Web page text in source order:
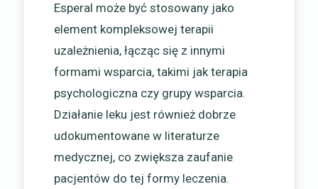
Esperal może być stosowany jako
element kompleksowej terapii
uzależnienia, łącząc się z innymi
formami wsparcia, takimi jak terapia
psychologiczna czy grupy wsparcia.
Działanie leku jest również dobrze
udokumentowane w literaturze
medycznej, co zwiększa zaufanie
pacjentów do tej formy leczenia.